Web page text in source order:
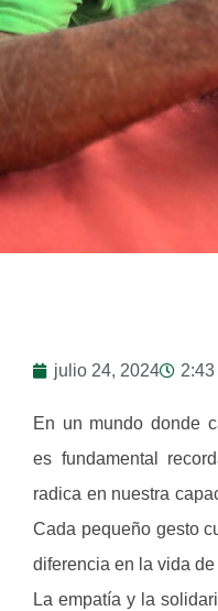
julio 24, 2024
En un mundo donde
es fundamental
radica en nuestra
Cada pequeño gesto
diferencia en la vida
La empatía y la